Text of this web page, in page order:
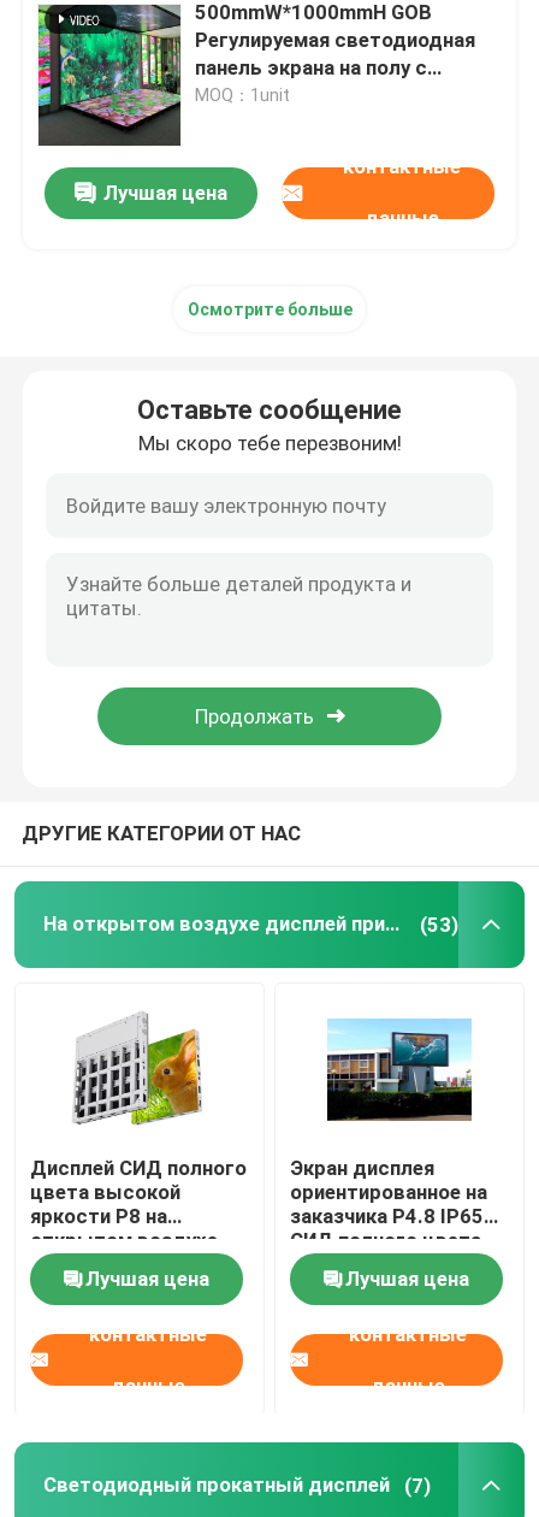
Светодиодный дисплей такси
Напольный светодиодный экран
Гибкий экран СИД
500mmW*1000mmH GOB
Регулируемая светодиодная
панель экрана на полу с
красочным дисплеем
MOQ：1unit
Лучшая цена
контактные
данные
Осмотрите больше
Оставьте сообщение
Мы скоро тебе перезвоним!
ДРУГИЕ КАТЕГОРИИ ОТ НАС
На открытом воздухе дисплей приведенный полного цвета (53)
Дисплей СИД полного
цвета высокой
яркости P8 на
открытом воздухе
делает IP65
водостойким SMD
Лучшая цена
контактные
данные
Экран дисплея
ориентированное на
заказчика P4.8 IP65
СИД полного цвета
SMD на открытом
воздухе
фиксированный
Лучшая цена
контактные
данные
Светодиодный прокатный дисплей (7)